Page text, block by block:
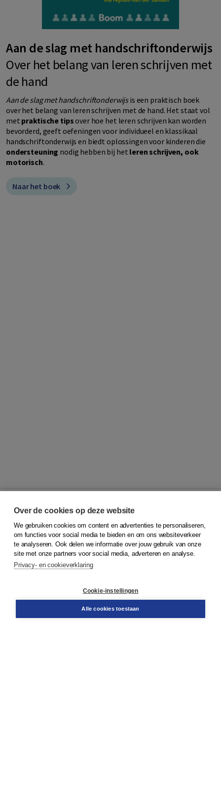
Aan de slag met handschriftonderwijs
Over het belang van leren schrijven met
de hand
Aan de slag met handschriftonderwijsis een praktisch boek
over het belang van leren schrijven met de hand. Het staat vol
met praktische tipsover hoe het leren schrijven kan worden
bevorderd, geeft oefeningen voor individueel en klassikaal
handschriftonderwijs en biedt oplossingen voor kinderen die
ondersteuning nodig hebben bij het leren schrijven, ook
motorisch.
Naar het boek
© 2026Koninklijke Boom uitgevers
Klantenservice
Service & informatie
Contact
Over de cookies op deze website
We gebruiken cookies om content en advertenties te personaliseren,
om functies voor social media te bieden en om ons websiteverkeer
te analyseren. Ook delen we informatie over jouw gebruik van onze
site met onze partners voor social media, adverteren en analyse.
Privacy- en cookieverklaring
Cookie-instellingen
Alle cookies toestaan